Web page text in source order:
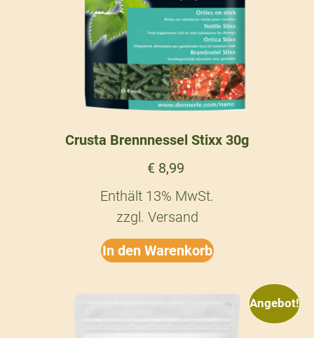
Crusta Brennnessel Stixx 30g
€ 8,99
Enthält 13% MwSt.
zzgl. Versand
In den Warenkorb
Angebot!